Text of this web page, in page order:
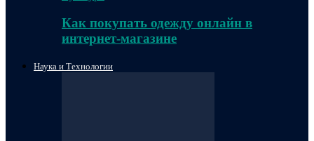
Как покупать одежду онлайн в
интернет-магазине
Наука и Технологии